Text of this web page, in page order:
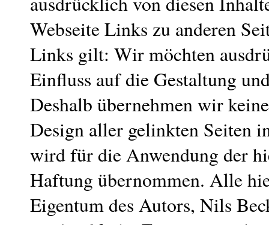
Webseite Links zu anderen
Links gilt: Wir möchten
Einfluss auf die Gestaltung
Deshalb übernehmen wir
Design aller gelinkten Seiten
wird für die Anwendung der
Haftung übernommen. Alle
Eigentum des Autors, Nils